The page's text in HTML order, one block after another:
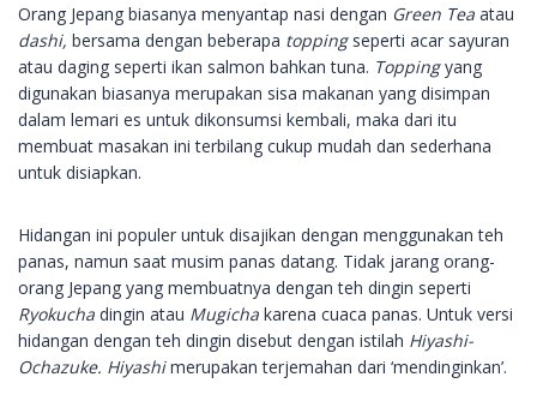
Orang Jepang biasanya menyantap nasi dengan Green Tea atau
dashi, bersama dengan beberapa topping seperti acar sayuran
atau daging seperti ikan salmon bahkan tuna. Toppingyang
digunakan biasanya merupakan sisa makanan yang disimpan
dalam lemari es untuk dikonsumsi kembali, maka dari itu
membuat masakan ini terbilang cukup mudah dan sederhana
untuk disiapkan.
Hidangan ini populer untuk disajikan dengan menggunakan teh
panas, namun saat musim panas datang. Tidak jarang orang-
orang Jepang yang membuatnya dengan teh dingin seperti
Ryokucha dingin atau Mugicha karena cuaca panas. Untuk versi
hidangan dengan teh dingin disebut dengan istilah Hiyashi-
Ochazuke. Hiyashimerupakan terjemahan dari ‘mendinginkan’.